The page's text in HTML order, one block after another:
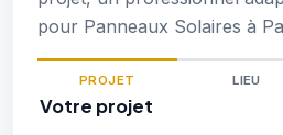
pour Panneaux Solaires à
PROJET LIEU
Votre projet